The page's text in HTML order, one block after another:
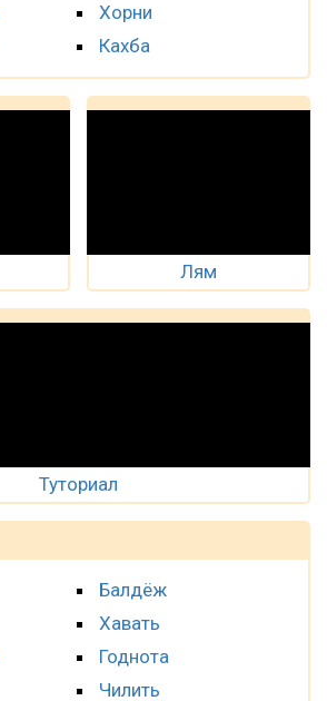
Хорни
Кахба
Лям
Туториал
Балдёж
Хавать
Годнота
Чилить